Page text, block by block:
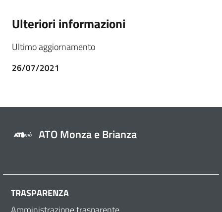
Ulteriori informazioni
Ultimo aggiornamento
26/07/2021
ATO Monza e Brianza
TRASPARENZA